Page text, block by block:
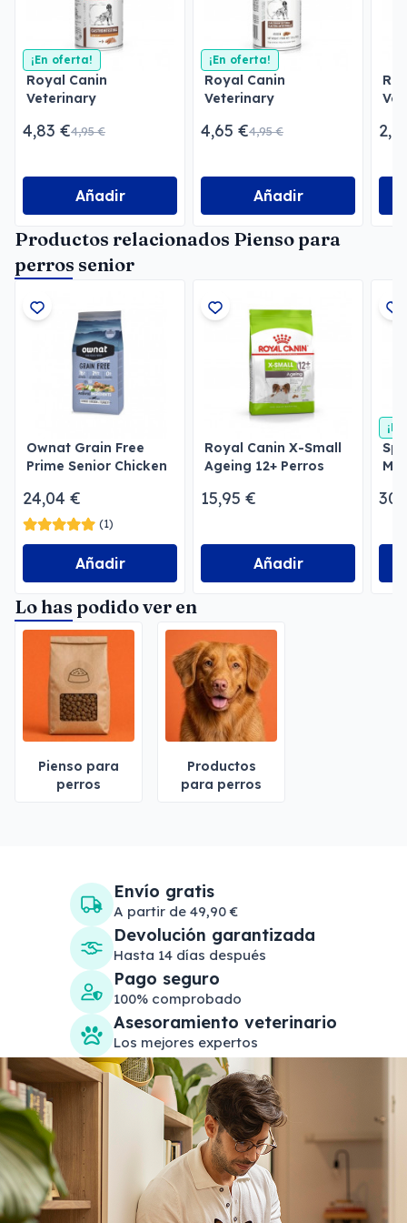
¡En oferta!
Royal Canin
Veterinary
Fat Paté
4,83 €4,95 €
Añadir
¡En oferta!
Royal Canin
Veterinary
4,65 €4,95 €
Añadir
Productos relacionados Pienso para
perros senior
Ownat Grain Free
Prime Senior Chicken
24,04 €
(1)
Añadir
Royal Canin X-Small
Ageing 12+ Perros
15,95 €
Añadir
Lo has podido ver en
Pienso para
perros
Productos
para perros
Envío gratis
A partir de 49,90 €
Devolución garantizada
Hasta 14 días después
Pago seguro
100% comprobado
Asesoramiento veterinario
Los mejores expertos